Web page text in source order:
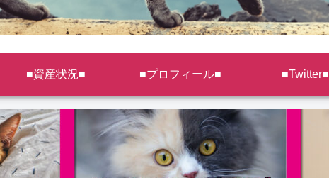
■資産状況■ ■プロフィール■ ■Twitter■